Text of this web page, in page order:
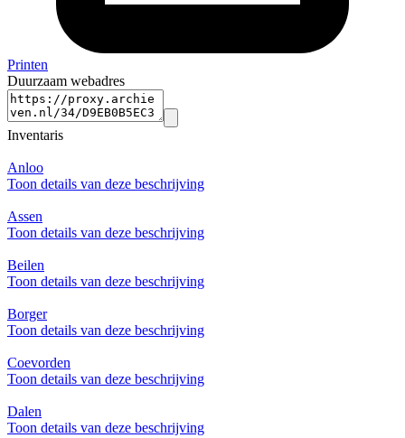
Printen
Duurzaam webadres
Inventaris
Anloo
Toon details van deze beschrijving
Assen
Toon details van deze beschrijving
Beilen
Toon details van deze beschrijving
Borger
Toon details van deze beschrijving
Coevorden
Toon details van deze beschrijving
Dalen
Toon details van deze beschrijving